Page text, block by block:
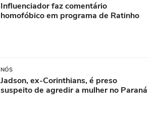
Influenciador faz comentário
homofóbico em programa de Ratinho
NÓS
Jadson, ex-Corinthians, é preso
suspeito de agredir a mulher no Paraná